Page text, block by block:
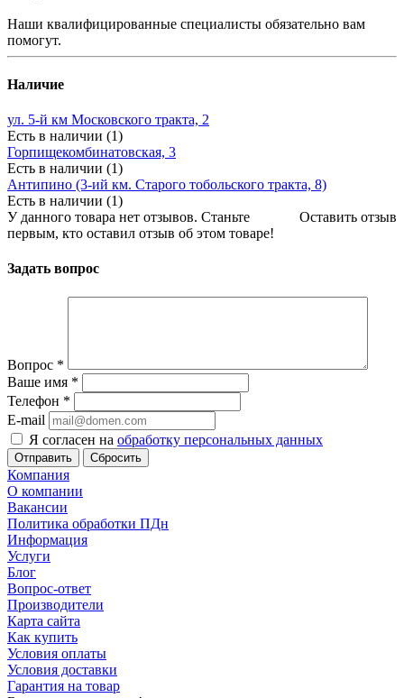
Наши квалифицированные специалисты обязательно вам
помогут.
Наличие
ул. 5-й км Московского тракта, 2
Есть в наличии (1)
Горпищекомбинатовская, 3
Есть в наличии (1)
Антипино (3-ий км. Старого тобольского тракта, 8)
Есть в наличии (1)
Оставить отзыв
У данного товара нет отзывов. Станьте
первым, кто оставил отзыв об этом товаре!
Задать вопрос
Вопрос *
Ваше имя *
Телефон *
E-mail
Я согласен на обработку персональных данных
Сбросить
Компания
О компании
Вакансии
Политика обработки ПДн
Информация
Услуги
Блог
Вопрос-ответ
Производители
Карта сайта
Как купить
Условия оплаты
Условия доставки
Гарантия на товар